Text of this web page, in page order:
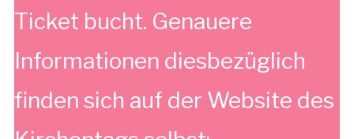
Ticket bucht. Genauere
Informationen diesbezüglich
finden sich auf der Website des